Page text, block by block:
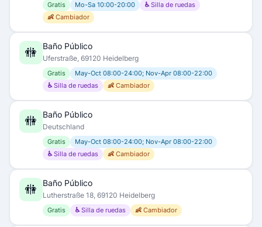
Gratis Mo-Sa 10:00-20:00
♿ Silla de ruedas
👶 Cambiador
🚻 Baño Público
Uferstraße, 69120 Heidelberg
Gratis
May-Oct 08:00-24:00; Nov-Apr 08:00-22:00
♿ Silla de ruedas
👶 Cambiador
🚻 Baño Público
Deutschland
Gratis
May-Oct 08:00-24:00; Nov-Apr 08:00-22:00
♿ Silla de ruedas
👶 Cambiador
🚻 Baño Público
Lutherstraße 18, 69120 Heidelberg
Gratis ♿ Silla de ruedas 👶 Cambiador